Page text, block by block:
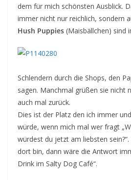
dem für mich schönsten Ausblick.
immer nicht nur reichlich, sondern
Hush Puppies (Maisbällchen) sind
Schlendern durch die Shops, den
sagen. Manchmal grüßen sie nicht
auch mal zurück.
Dies ist der Platz den ich immer
würde, wenn mich mal wer fragt
würdest du jetzt am liebsten
dort bin, dann wäre die Antwort
Drink im Salty Dog Café“.